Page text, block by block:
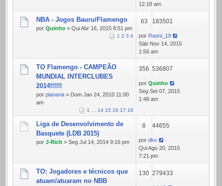
12:18 am
NBA - Jogos Bauru/Flamengo
por Quinho » Qui Abr 16, 2015 8:51 pm
1 2 3 4
63 183501
por Raoni_19
Sáb Nov 14, 2015
1:56 am
TO Flamengo - CAMPEÃO
MUNDIAL INTERCLUBES
2014!!!!!!
por planaria » Dom Jan 24, 2010 11:00
am
1 … 14 15 16 17 18
356 536807
por Quinho
Seg Set 07, 2015
1:48 am
Liga de Desenvolvimento de
Basquete (LDB 2015)
por J-Rich » Seg Jul 14, 2014 9:16 pm
8 44655
por dkv
Qui Ago 20, 2015
7:21 pm
TO: Jogadores e técnicos que
atuam/atuaram no NBB
130 279433